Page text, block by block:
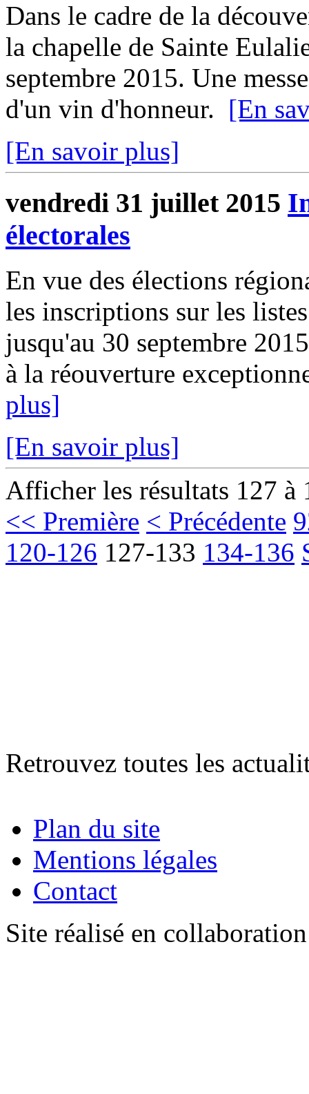
Dans le cadre de la
la chapelle de Sainte
septembre 2015. Une
d'un vin d'honneur. [En
[En savoir plus]
vendredi 31 juillet 2015
électorales
En vue des élections
les inscriptions sur les
jusqu'au 30 septembre
à la réouverture
plus]
[En savoir plus]
Afficher les résultats 127 à
<< Première < Précédente
120-126 127-133 134-136
Retrouvez toutes les
Plan du site
Mentions légales
Contact
Site réalisé en